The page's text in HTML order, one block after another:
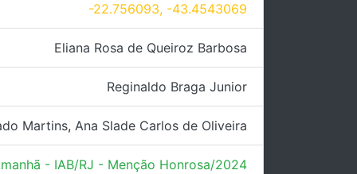
-22.756093, -43.4543069
Eliana Rosa de Queiroz Barbosa
Reginaldo Braga Junior
Martins, Ana Slade Carlos de Oliveira
- IAB/RJ - Menção Honrosa/2024